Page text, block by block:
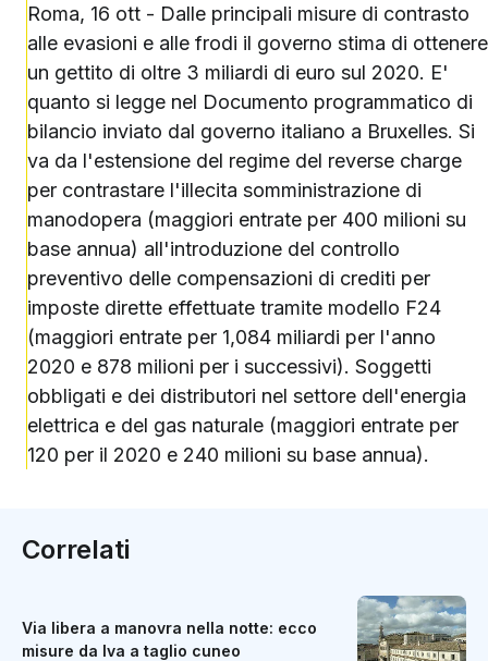
Roma, 16 ott - Dalle principali misure di contrasto
alle evasioni e alle frodi il governo stima di ottenere
un gettito di oltre 3 miliardi di euro sul 2020. E'
quanto si legge nel Documento programmatico di
bilancio inviato dal governo italiano a Bruxelles. Si
va da l'estensione del regime del reverse charge
per contrastare l'illecita somministrazione di
manodopera (maggiori entrate per 400 milioni su
base annua) all'introduzione del controllo
preventivo delle compensazioni di crediti per
imposte dirette effettuate tramite modello F24
(maggiori entrate per 1,084 miliardi per l'anno
2020 e 878 milioni per i successivi). Soggetti
obbligati e dei distributori nel settore dell'energia
elettrica e del gas naturale (maggiori entrate per
120 per il 2020 e 240 milioni su base annua).
Correlati
Via libera a manovra nella notte: ecco
misure da Iva a taglio cuneo